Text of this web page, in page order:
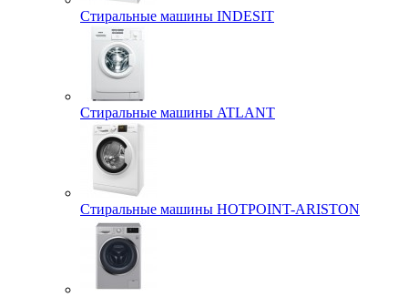
Стиральные машины INDESIT
Стиральные машины ATLANT
Стиральные машины HOTPOINT-ARISTON